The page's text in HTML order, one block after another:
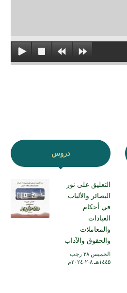
دروس
التعليق على نور
البصائر والألباب
في أحكام
العبادات
والمعاملات
والحقوق والآداب
الخميس ۲۸ رجب
۱٤٤۵هـ ۸-۲-۲۰۲٤م